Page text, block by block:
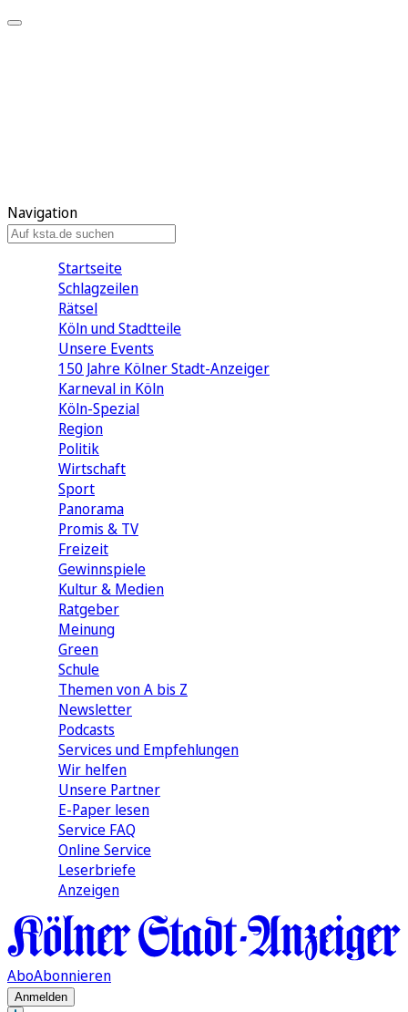
Navigation
Startseite
Schlagzeilen
Rätsel
Köln und Stadtteile
Unsere Events
150 Jahre Kölner Stadt-Anzeiger
Karneval in Köln
Köln-Spezial
Region
Politik
Wirtschaft
Sport
Panorama
Promis & TV
Freizeit
Gewinnspiele
Kultur & Medien
Ratgeber
Meinung
Green
Schule
Themen von A bis Z
Newsletter
Podcasts
Services und Empfehlungen
Wir helfen
Unsere Partner
E-Paper lesen
Service FAQ
Online Service
Leserbriefe
Anzeigen
AboAbonnieren
Anmelden